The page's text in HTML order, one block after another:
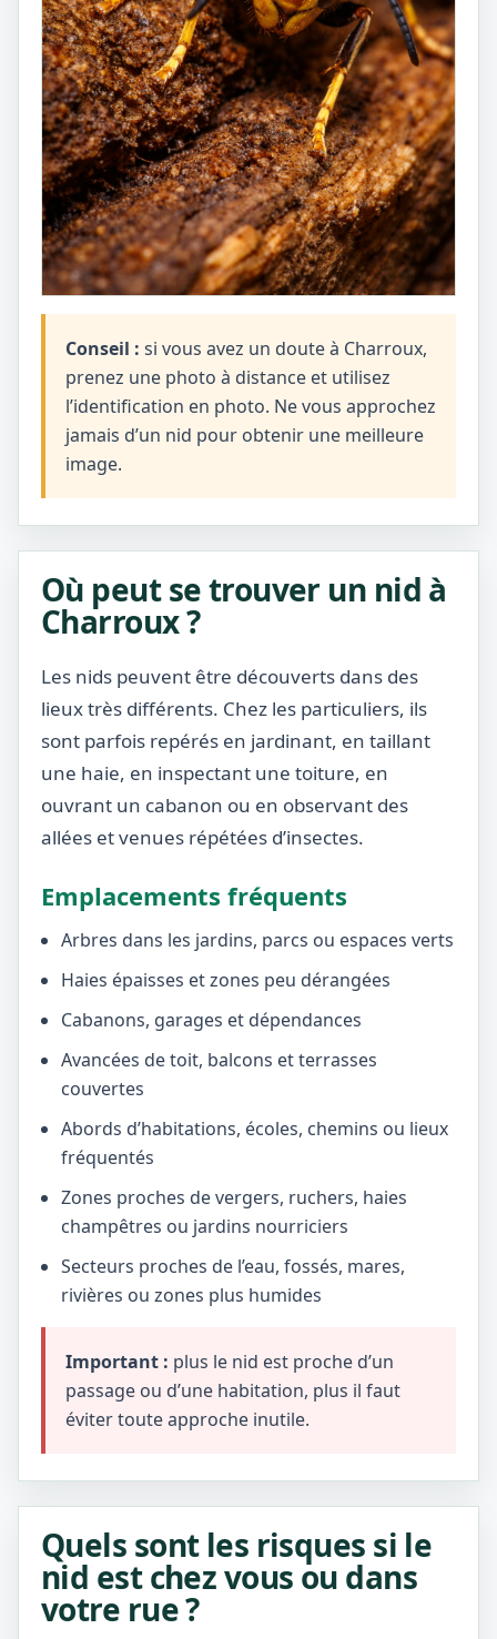
Conseil : si vous avez un doute à Charroux,
prenez une photo à distance et utilisez
l’identification en photo. Ne vous approchez
jamais d’un nid pour obtenir une meilleure
image.
Où peut se trouver un nid à
Charroux ?
Les nids peuvent être découverts dans des
lieux très différents. Chez les particuliers, ils
sont parfois repérés en jardinant, en taillant
une haie, en inspectant une toiture, en
ouvrant un cabanon ou en observant des
allées et venues répétées d’insectes.
Emplacements fréquents
Arbres dans les jardins, parcs ou espaces verts
Haies épaisses et zones peu dérangées
Cabanons, garages et dépendances
Avancées de toit, balcons et terrasses
couvertes
Abords d’habitations, écoles, chemins ou lieux
fréquentés
Zones proches de vergers, ruchers, haies
champêtres ou jardins nourriciers
Secteurs proches de l’eau, fossés, mares,
rivières ou zones plus humides
Important : plus le nid est proche d’un
passage ou d’une habitation, plus il faut
éviter toute approche inutile.
Quels sont les risques si le
nid est chez vous ou dans
votre rue ?